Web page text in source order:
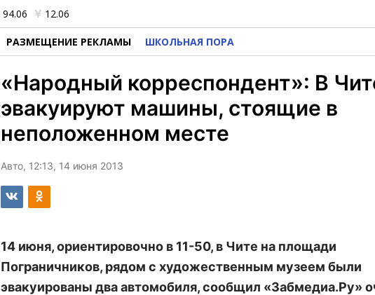
94.06 12.06
РАЗМЕЩЕНИЕ РЕКЛАМЫ ШКОЛЬНАЯ ПОРА
«Народный корреспондент»: В
эвакуируют машины, стоящие в
неположенном месте
Авто, 12:13, 14 июня 2013
14 июня, ориентировочно в 11-50, в Чите на площади
Пограничников, рядом с художественным музеем были
эвакуированы два автомобиля, сообщил «Забмедиа.Ру»